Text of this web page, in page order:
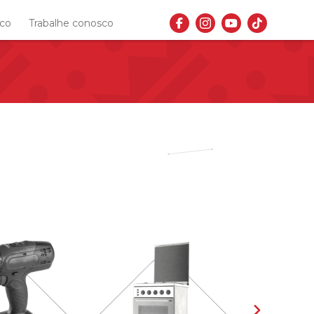
Trabalhe conosco